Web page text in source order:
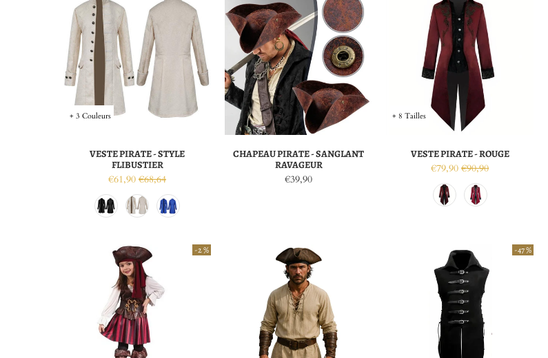
+ 3 Couleurs
VESTE PIRATE - STYLE
FLIBUSTIER
€61,90 €68,64
CHAPEAU PIRATE - SANGLANT
RAVAGEUR
€39,90
+ 8 Tailles
VESTE PIRATE - ROUGE
€79,90 €90,90
-2 % -47 %